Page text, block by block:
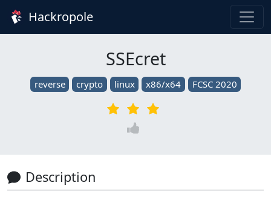
Hackropole
SSEcret
reverse crypto linux x86/x64 FCSC 2020
Description